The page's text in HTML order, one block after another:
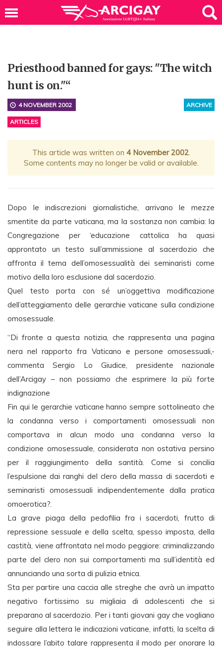
Priesthood banned for gays: "The witch
hunt is on."“
ARCHIVE
4 NOVEMBER 2002
ARTICLES
This article was written on 4 November 2002.
Some contents may no longer be valid or available.
Dopo le indiscrezioni giornalistiche, arrivano le mezze
smentite da parte vaticana, ma la sostanza non cambia: la
Congregazione per ‘educazione cattolica ha quasi
approntato un testo sull’ammissione al sacerdozio che
affronta il tema dell’omosessualità dei seminaristi come
motivo della loro esclusione dal sacerdozio.
Quel testo porta con sé un’oggettiva modificazione
dell’atteggiamento delle gerarchie vaticane sulla condizione
omosessuale.
“Di fronte a questa notizia, che rappresenta una pagina
nera nel rapporto fra Vaticano e persone omosessuali,-
commenta Sergio Lo Giudice, presidente nazionale
dell’Arcigay – non possiamo che esprimere la più forte
indignazione
Fin qui le gerarchie vaticane hanno sempre sottolineato che
la condanna verso i comportamenti omosessuali non
comportava in alcun modo una condanna verso la
condizione omosessuale, considerata non ostativa persino
per il raggiungimento della santità. Come si concilia
l’espulsione dai ranghi del clero della massa di sacerdoti e
seminaristi omosessuali indipendentemente dalla pratica
omoerotica?.
La grave piaga della pedofilia fra i sacerdoti, frutto di
repressione sessuale e della scelta, spesso imposta, della
castità, viene affrontata nel modo peggiore: criminalizzando
parte del clero non sui comportamenti ma sull’identità ed
annunciando una sorta di pulizia etnica.
Sta per partire una caccia alle streghe che avrà un impatto
negativo fortissimo su migliaia di adolescenti che si
preparano al sacerdozio. Per i tanti giovani gay che vogliano
seguire alla lettera le indicazioni vaticane, infatti, la scelta di
indossare l’abito talare rappresenta il modo per onorare la